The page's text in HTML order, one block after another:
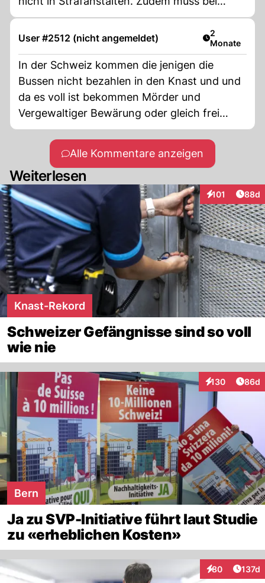
dieser Massiv wachsendenen Bevölkerung
sowieso zusätzliche Strafanstalten gebaut
werden. Und Nein bei uns wird niemand
schnell eingesperrt, die Strafen sind viel
milder als in den 1980er Jahren. Richte
Urteilen meist im unteren Drittel der mögliche
Strafhöhe.
User #2512 (nicht angemeldet) Artikel
2
Monate
In der Schweiz kommen die jenigen die
Bussen nicht bezahlen in den Knast und und
da es voll ist bekommen Mörder und
Vergewaltiger Bewärung oder gleich frei
Spruch mit der Ermanung das ja nicht noch
mal zu machen
Alle Kommentare anzeigen
Weiterlesen
101
Interaktionen
88d
Knast-Rekord
Schweizer Gefängnisse sind so voll
wie nie
130
Interaktionen
86d
Bern
Ja zu SVP-Initiative führt laut Studie
zu «erheblichen Kosten»
80
Interaktionen
137d